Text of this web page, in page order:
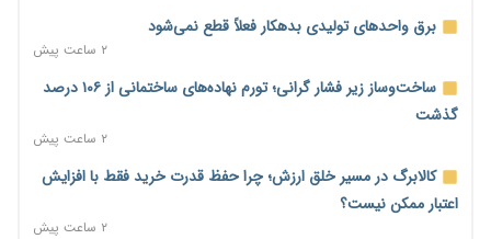
برق واحدهای تولیدی بدهکار فعلاً قطع نمی‌شود
۲ ساعت پیش
ساخت‌وساز زیر فشار گرانی؛ تورم نهاده‌های ساختمانی از ۱۰۶ درصد
گذشت
۲ ساعت پیش
کالابرگ در مسیر خلق ارزش؛ چرا حفظ قدرت خرید فقط با افزایش
اعتبار ممکن نیست؟
۲ ساعت پیش